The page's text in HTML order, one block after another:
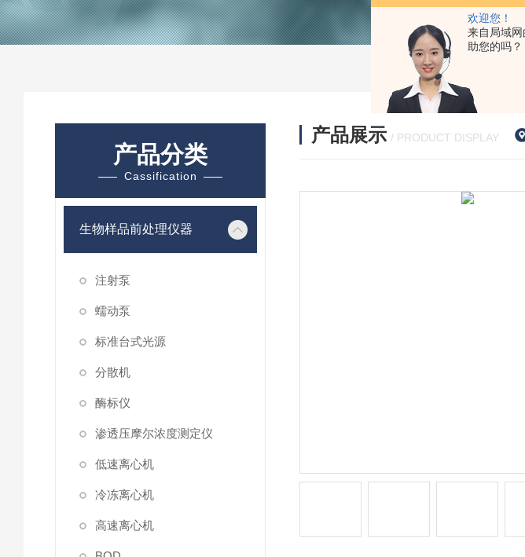
欢迎您！
来自局域
助您的吗？
产品分类
Cassification
生物样品前处理仪器
注射泵
蠕动泵
标准台式光源
分散机
酶标仪
渗透压摩尔浓度测定仪
低速离心机
冷冻离心机
高速离心机
产品展示 / PRODUCT DISPLAY